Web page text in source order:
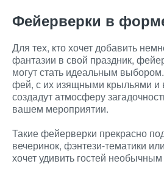
Фейерверки в
Для тех, кто хочет добавить
фантазии в свой праздник,
могут стать идеальным
фей, с их изящными крыльями
создадут атмосферу
вашем мероприятии.
Такие фейерверки прекрасно
вечеринок, фэнтези-тематики
хочет удивить гостей